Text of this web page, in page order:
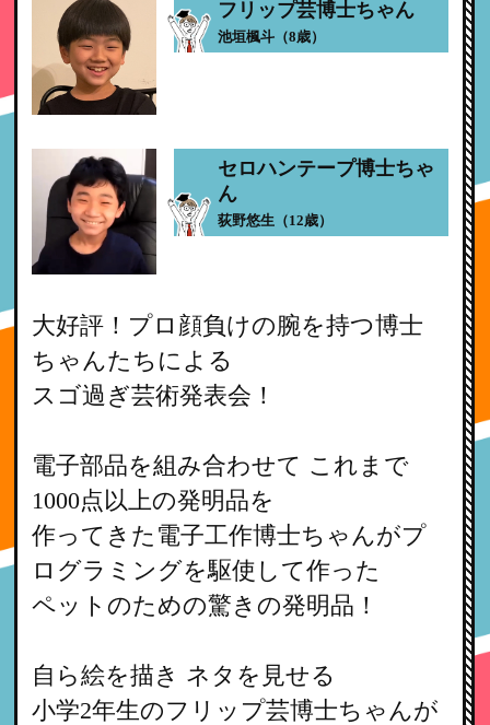
フリップ芸博士ちゃん
池垣楓斗（8歳）
セロハンテープ博士ちゃ
ん
荻野悠生（12歳）
大好評！プロ顔負けの腕を持つ博士
ちゃんたちによる
スゴ過ぎ芸術発表会！
電子部品を組み合わせて これまで
1000点以上の発明品を
作ってきた電子工作博士ちゃんがプ
ログラミングを駆使して作った
ペットのための驚きの発明品！
自ら絵を描き ネタを見せる
小学2年生のフリップ芸博士ちゃんが